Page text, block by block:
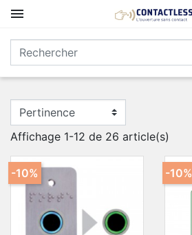

Affichage 1-12 de 26 article(s)
-10% -10%